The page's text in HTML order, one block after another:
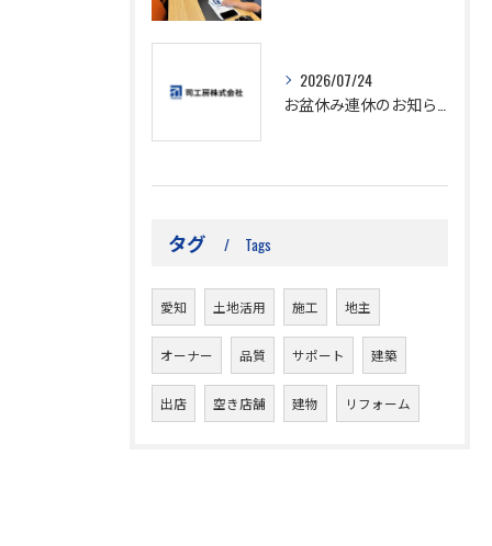
2026/07/24
タグ Tags
愛知 土地活用 施工 地主
オーナー 品質 サポート 建築
出店 空き店舗 建物 リフォーム